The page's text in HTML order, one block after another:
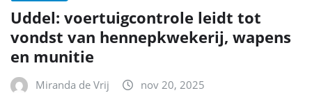
Uddel: voertuigcontrole leidt tot
vondst van hennepkwekerij, wapens
en munitie
Miranda de Vrij nov 20, 2025